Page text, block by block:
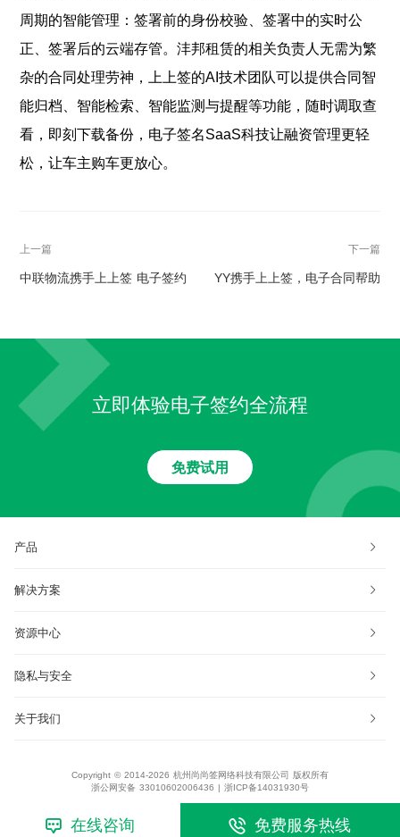
周期的智能管理：签署前的身份校验、签署中的实时公
正、签署后的云端存管。沣邦租赁的相关负责人无需为繁
杂的合同处理劳神，上上签的AI技术团队可以提供合同智
能归档、智能检索、智能监测与提醒等功能，随时调取查
看，即刻下载备份，电子签名SaaS科技让融资管理更轻
松，让车主购车更放心。
上一篇
中联物流携手上上签 电子签约
下一篇
YY携手上上签，电子合同帮助
立即体验电子签约全流程
免费试用
产品
解决方案
资源中心
隐私与安全
关于我们
Copyright © 2014-2026 杭州尚尚签网络科技有限公司 版权所有
浙公网安备 33010602006436 | 浙ICP备14031930号
在线咨询 免费服务热线